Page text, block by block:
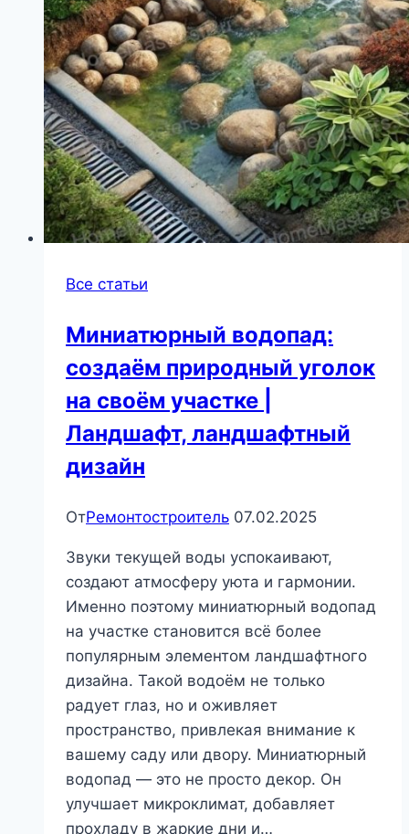
Все статьи
Миниатюрный водопад:
создаём природный уголок
на своём участке |
Ландшафт, ландшафтный
дизайн
ОтРемонтостроитель 07.02.2025
Звуки текущей воды успокаивают,
создают атмосферу уюта и гармонии.
Именно поэтому миниатюрный водопад
на участке становится всё более
популярным элементом ландшафтного
дизайна. Такой водоём не только
радует глаз, но и оживляет
пространство, привлекая внимание к
вашему саду или двору. Миниатюрный
водопад — это не просто декор. Он
улучшает микроклимат, добавляет
прохладу в жаркие дни и…